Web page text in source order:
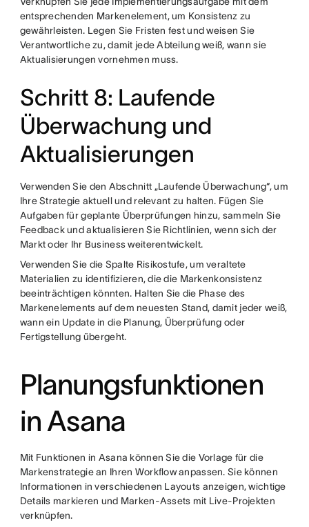
entsprechenden Markenelement, um Konsistenz zu
gewährleisten. Legen Sie Fristen fest und weisen Sie
Verantwortliche zu, damit jede Abteilung weiß, wann sie
Aktualisierungen vornehmen muss.
Schritt 8: Laufende
Überwachung und
Aktualisierungen
Verwenden Sie den Abschnitt „Laufende Überwachung“, um
Ihre Strategie aktuell und relevant zu halten. Fügen Sie
Aufgaben für geplante Überprüfungen hinzu, sammeln Sie
Feedback und aktualisieren Sie Richtlinien, wenn sich der
Markt oder Ihr Business weiterentwickelt.
Verwenden Sie die Spalte Risikostufe, um veraltete
Materialien zu identifizieren, die die Markenkonsistenz
beeinträchtigen könnten. Halten Sie die Phase des
Markenelements auf dem neuesten Stand, damit jeder weiß,
wann ein Update in die Planung, Überprüfung oder
Fertigstellung übergeht.
Planungsfunktionen
in Asana
Mit Funktionen in Asana können Sie die Vorlage für die
Markenstrategie an Ihren Workflow anpassen. Sie können
Informationen in verschiedenen Layouts anzeigen, wichtige
Details markieren und Marken-Assets mit Live-Projekten
verknüpfen.